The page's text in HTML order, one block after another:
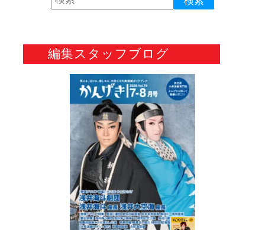
編集スタッフブログ